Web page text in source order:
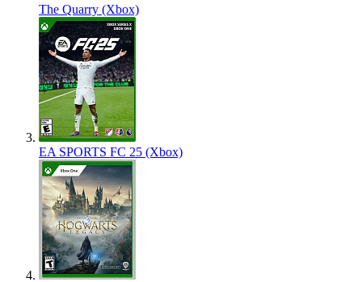
The Quarry (Xbox)
EA SPORTS FC 25 (Xbox)